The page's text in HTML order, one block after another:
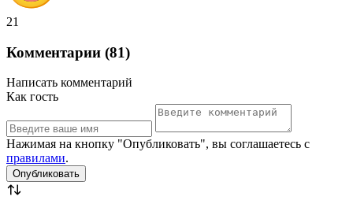
21
Комментарии (81)
Написать комментарий
Как гость
Нажимая на кнопку "Опубликовать", вы соглашаетесь с
правилами.